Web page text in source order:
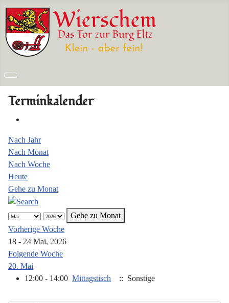
Terminkalender
Nach Jahr
Nach Monat
Nach Woche
Heute
Gehe zu Monat
Gehe zu Monat
Vorherige Woche
18 - 24 Mai, 2026
Folgende Woche
20. Mai
12:00 - 14:00 Mittagstisch :: Sonstige